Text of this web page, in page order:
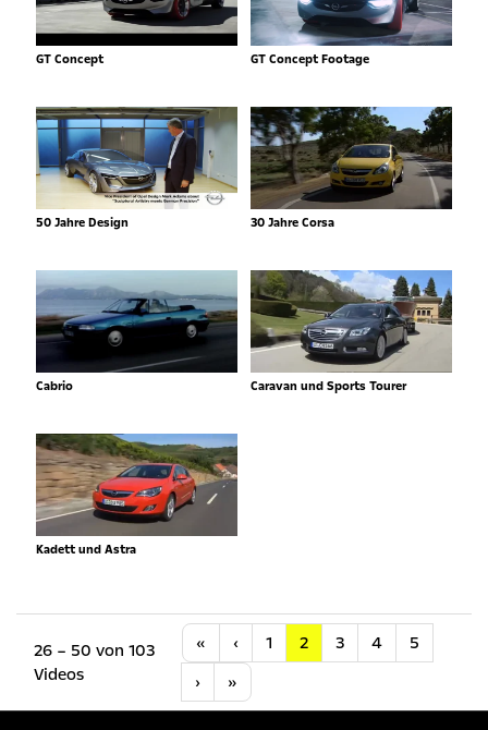
GT Concept GT Concept Footage
50 Jahre Design 30 Jahre Corsa
Cabrio Caravan und Sports Tourer
Kadett und Astra
26 – 50 von 103
Videos
« Anfang
‹ Vorherige
1 2 3 4
5
›Nächste
»